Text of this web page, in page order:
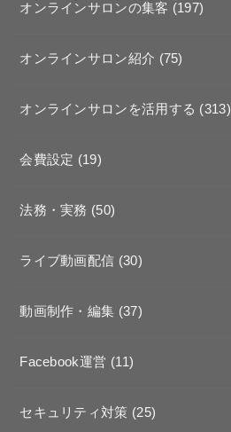
オンラインサロンの集客 (197)
オンラインサロン紹介 (75)
オンラインサロンを活用する (313)
会費設定 (19)
法務・実務 (50)
ライブ動画配信 (30)
動画制作・編集 (37)
Facebook運営 (11)
セキュリティ対策 (25)